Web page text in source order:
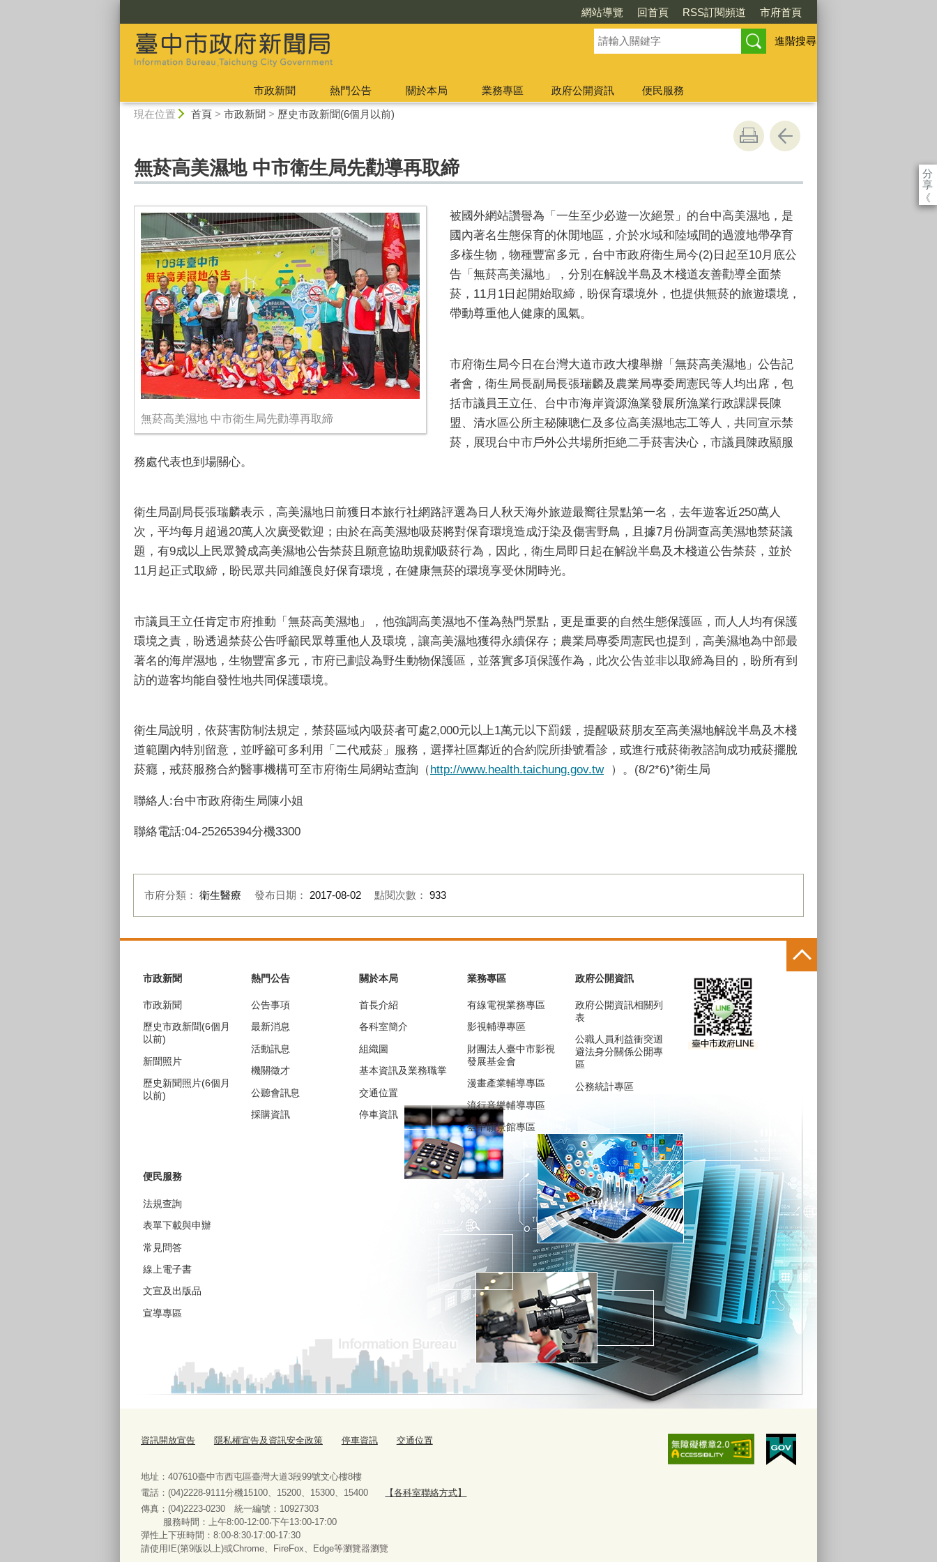
網站導覽 回首頁 RSS訂閱頻道 市府首頁
進階搜尋
市政新聞 熱門公告 關於本局 業務專區 政府公開資訊
便民服務
現在位置 首頁> 市政新聞 > 歷史市政新聞(6個月以前)
分
享
《
無菸高美濕地 中市衛生局先勸導再取締
無菸高美濕地 中市衛生局先勸導再取締
被國外網站讚譽為「一生至少必遊一次絕景」的台中高美濕地，是
國內著名生態保育的休閒地區，介於水域和陸域間的過渡地帶孕育
多樣生物，物種豐富多元，台中市政府衛生局今(2)日起至10月底公
告「無菸高美濕地」，分別在解說半島及木棧道友善勸導全面禁
菸，11月1日起開始取締，盼保育環境外，也提供無菸的旅遊環境，
帶動尊重他人健康的風氣。
市府衛生局今日在台灣大道市政大樓舉辦「無菸高美濕地」公告記
者會，衛生局長副局長張瑞麟及農業局專委周憲民等人均出席，包
括市議員王立任、台中市海岸資源漁業發展所漁業行政課課長陳
盟、清水區公所主秘陳聰仁及多位高美濕地志工等人，共同宣示禁
菸，展現台中市戶外公共場所拒絶二手菸害決心，市議員陳政顯服
務處代表也到場關心。
衛生局副局長張瑞麟表示，高美濕地日前獲日本旅行社網路評選為日人秋天海外旅遊最嚮往景點第一名，去年遊客近250萬人
次，平均每月超過20萬人次廣受歡迎；由於在高美濕地吸菸將對保育環境造成汙染及傷害野鳥，且據7月份調查高美濕地禁菸議
題，有9成以上民眾贊成高美濕地公告禁菸且願意協助規勸吸菸行為，因此，衛生局即日起在解說半島及木棧道公告禁菸，並於
11月起正式取締，盼民眾共同維護良好保育環境，在健康無菸的環境享受休閒時光。
市議員王立任肯定市府推動「無菸高美濕地」，他強調高美濕地不僅為熱門景點，更是重要的自然生態保護區，而人人均有保護
環境之責，盼透過禁菸公告呼籲民眾尊重他人及環境，讓高美濕地獲得永續保存；農業局專委周憲民也提到，高美濕地為中部最
著名的海岸濕地，生物豐富多元，市府已劃設為野生動物保護區，並落實多項保護作為，此次公告並非以取締為目的，盼所有到
訪的遊客均能自發性地共同保護環境。
衛生局說明，依菸害防制法規定，禁菸區域內吸菸者可處2,000元以上1萬元以下罰鍰，提醒吸菸朋友至高美濕地解說半島及木棧
道範圍內特別留意，並呼籲可多利用「二代戒菸」服務，選擇社區鄰近的合約院所掛號看診，或進行戒菸衛教諮詢成功戒菸擺脫
菸癮，戒菸服務合約醫事機構可至市府衛生局網站查詢（http://www.health.taichung.gov.tw）。(8/2*6)*衛生局
聯絡人:台中市政府衛生局陳小姐
聯絡電話:04-25265394分機3300
市府分類： 衛生醫療 發布日期： 2017-08-02 點閱次數： 933
市政新聞
市政新聞
歷史市政新聞(6個月
以前)
新聞照片
歷史新聞照片(6個月
以前)
熱門公告
公告事項
最新消息
活動訊息
機關徵才
公聽會訊息
採購資訊
關於本局
首長介紹
各科室簡介
組織圖
基本資訊及業務職掌
交通位置
停車資訊
業務專區
有線電視業務專區
影視輔導專區
財團法人臺中市影視
發展基金會
漫畫產業輔導專區
流行音樂輔導專區
臺中願景館專區
政府公開資訊
政府公開資訊相關列
表
公職人員利益衝突迴
避法身分關係公開專
區
公務統計專區
便民服務
法規查詢
表單下載與申辦
常見問答
線上電子書
文宣及出版品
宣導專區
資訊開放宣告 隱私權宣告及資訊安全政策 停車資訊 交通位置
地址：407610臺中市西屯區臺灣大道3段99號文心樓8樓
電話：(04)2228-9111分機15100、15200、15300、15400
【各科室聯絡方式】
傳真：(04)2223-0230 統一編號 ： 10927303
服務時間：上午8:00-12:00‧下午13:00-17:00
彈性上下班時間：8:00-8:30‧17:00-17:30
請使用IE(第9版以上)或Chrome、FireFox、Edge等瀏覽器瀏覽